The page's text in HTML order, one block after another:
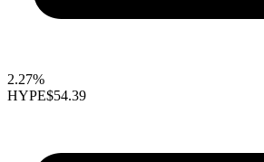
2.27%
HYPE$54.39